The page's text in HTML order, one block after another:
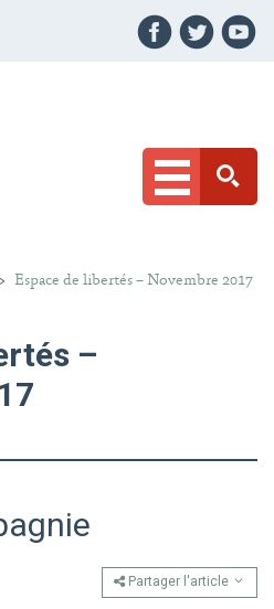
> Espace de libertés – Novembre 2017
–
Partager l'article